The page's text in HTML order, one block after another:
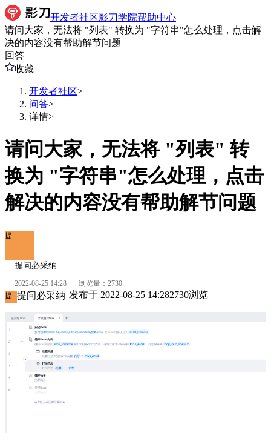
开发者社区影刀学院帮助中心
请问大家，无法将 "列表" 转换为 "字符串"怎么处理，点击解
决的内容没有帮助解节问题
回答
收藏
开发者社区>
问答>
详情>
请问大家，无法将 "列表" 转
换为 "字符串"怎么处理，点击
解决的内容没有帮助解节问题
提
提问必采纳
2022-08-25 14:28 · 浏览量： 2730
提
提问必采纳 发布于 2022-08-25 14:282730浏览